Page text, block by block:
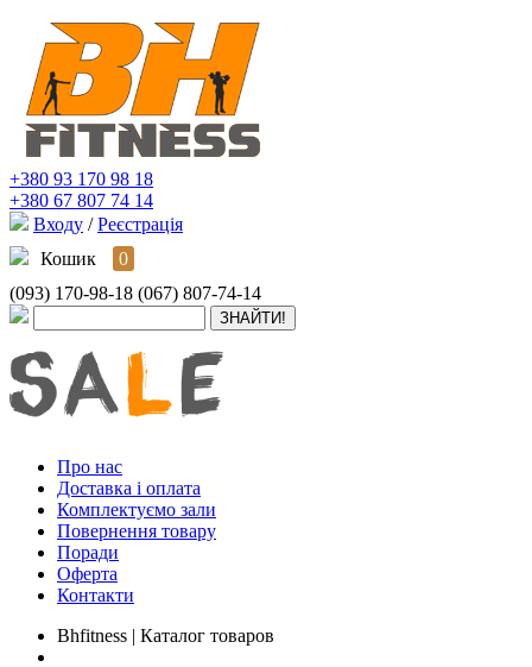
+380 93 170 98 18
+380 67 807 74 14
Входу / Реєстрація
Кошик
0
(093) 170-98-18 (067) 807-74-14
Про нас
Доставка і оплата
Комплектуємо зали
Повернення товару
Поради
Оферта
Контакти
Bhfitness | Каталог товаров